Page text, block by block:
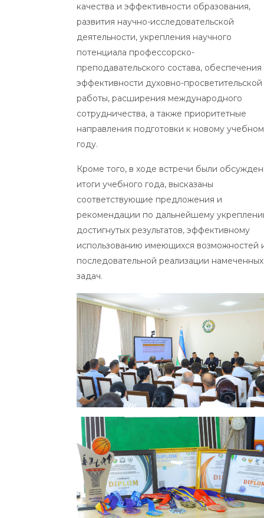
качества и эффективности образования,
развития научно-исследовательской
деятельности, укрепления научного
потенциала профессорско-
преподавательского состава, обеспечения
эффективности духовно-просветительской
работы, расширения международного
сотрудничества, а также приоритетные
направления подготовки к новому
году.
Кроме того, в ходе встречи были
итоги учебного года, высказаны
соответствующие предложения и
рекомендации по дальнейшему
достигнутых результатов, эффективному
использованию имеющихся возможностей
последовательной реализации намеченных
задач.